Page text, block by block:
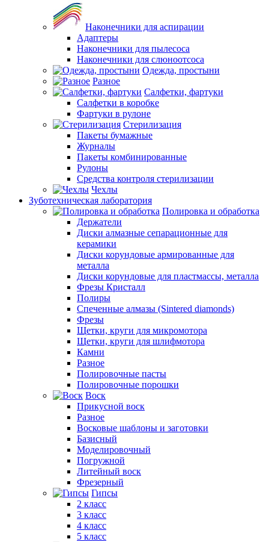
Наконечники для аспирации
Адаптеры
Наконечники для пылесоса
Наконечники для слюноотсоса
Одежда, простыни
Разное
Салфетки, фартуки
Салфетки в коробке
Фартуки в рулоне
Стерилизация
Пакеты бумажные
Журналы
Пакеты комбинированные
Рулоны
Средства контроля стерилизации
Чехлы
Зуботехническая лаборатория
Полировка и обработка
Держатели
Диски алмазные сепарационные для
керамики
Диски корундовые армированные для
металла
Диски корундовые для пластмассы, металла
Фрезы Кристалл
Полиры
Спеченные алмазы (Sintered diamonds)
Фрезы
Щетки, круги для микромотора
Щетки, круги для шлифмотора
Камни
Разное
Полировочные пасты
Полировочные порошки
Воск
Прикусной воск
Разное
Восковые шаблоны и заготовки
Базисный
Моделировочный
Погружной
Литейный воск
Фрезерный
Гипсы
2 класс
3 класс
4 класс
5 класс